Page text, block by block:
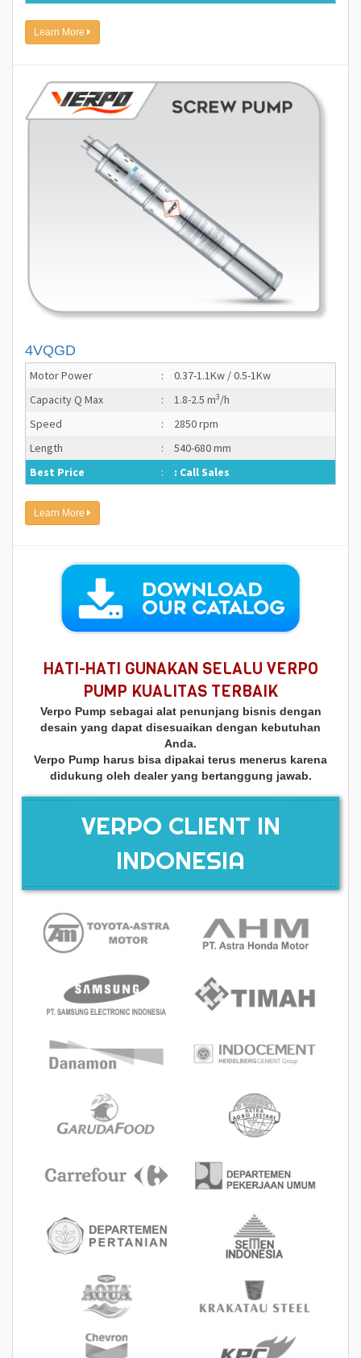
Learn More
4VQGD
Motor Power :
0.37-1.1Kw / 0.5-1Kw
Capacity Q Max
: 1.8-2.5 m3/h
Speed
:
2850 rpm
Length
:
540-680 mm
Best Price
: : Call Sales
Learn More
HATI-HATI GUNAKAN SELALU VERPO
PUMP KUALITAS TERBAIK
Verpo Pump sebagai alat penunjang bisnis dengan
desain yang dapat disesuaikan dengan kebutuhan
Anda.
Verpo Pump harus bisa dipakai terus menerus karena
didukung oleh dealer yang bertanggung jawab.
VERPO CLIENT IN
INDONESIA